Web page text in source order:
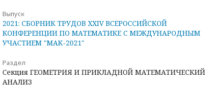
Выпуск
2021: СБОРНИК ТРУДОВ XXIV ВСЕРОССИЙСКОЙ
КОНФЕРЕНЦИИ ПО МАТЕМАТИКЕ С МЕЖДУНАРОДНЫМ
УЧАСТИЕМ "МАК-2021"
Раздел
Секция ГЕОМЕТРИЯ И ПРИКЛАДНОЙ МАТЕМАТИЧЕСКИЙ
АНАЛИЗ